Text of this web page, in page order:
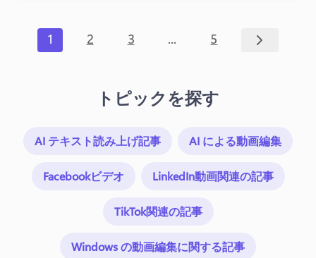
1 2 3 ... 5
トピックを探す
AI テキスト読み上げ記事 AI による動画編集
Facebookビデオ LinkedIn動画関連の記事
TikTok関連の記事
Windows の動画編集に関する記事